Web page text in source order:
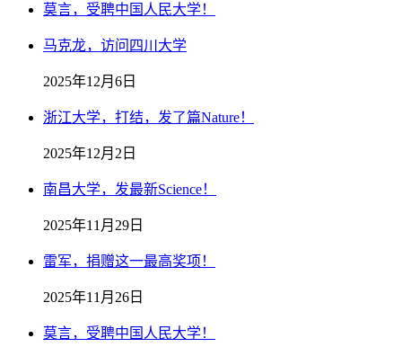
莫言，受聘中国人民大学！
马克龙，访问四川大学
2025年12月6日
浙江大学，打结，发了篇Nature！
2025年12月2日
南昌大学，发最新Science！
2025年11月29日
雷军，捐赠这一最高奖项！
2025年11月26日
莫言，受聘中国人民大学！